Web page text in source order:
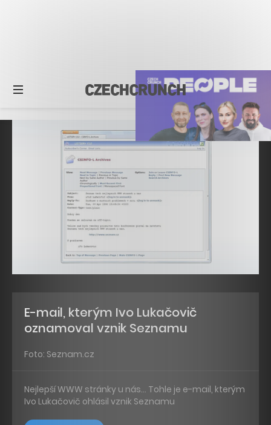
E-mail, kterým Ivo Lukačovič
oznamoval vznik Seznamu
Foto: Seznam.cz
Nejlepší WWW stránky u nás… Tohle je e-mail, kterým
Ivo Lukačovič ohlásil vznik Seznamu